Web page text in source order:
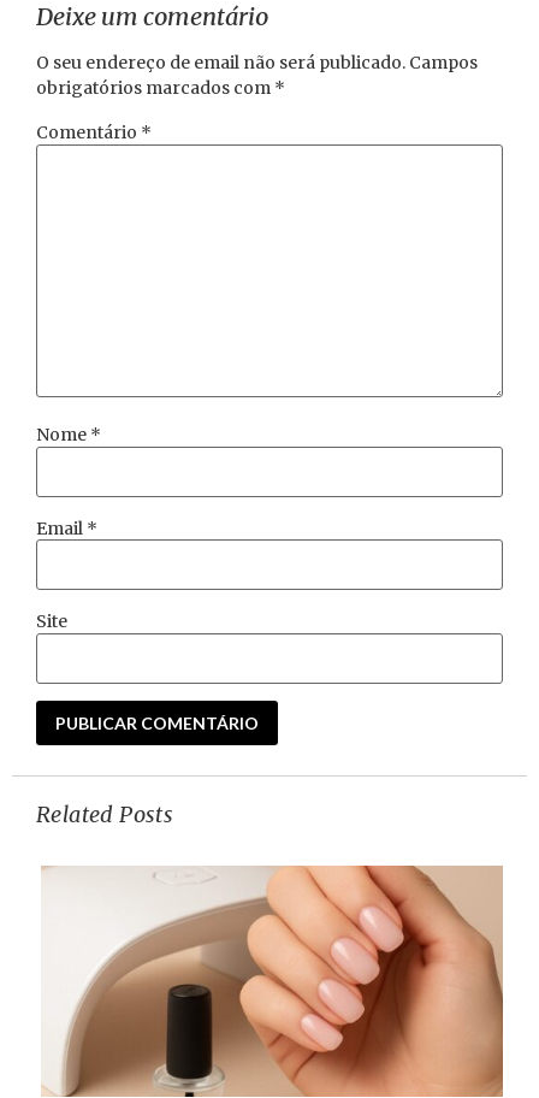
Deixe um comentário
O seu endereço de email não será publicado. Campos
obrigatórios marcados com *
Comentário *
Nome *
Email *
Site
Related Posts